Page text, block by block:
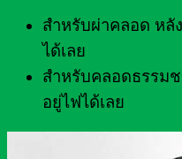
สำหรับผ่าคลอด หลั
ได้เลย
สำหรับคลอดธรรม
อยู่ไฟได้เลย